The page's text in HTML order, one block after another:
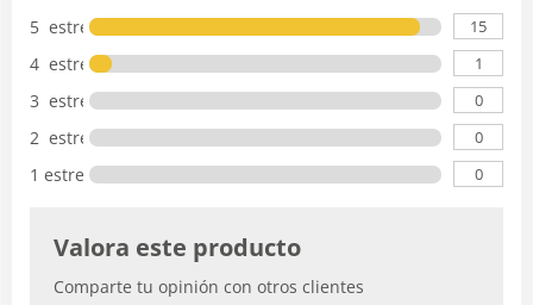
5 estrellas 15
4 estrellas 1
3 estrellas 0
2 estrellas 0
1 estrella 0
Valora este producto
Comparte tu opinión con otros clientes